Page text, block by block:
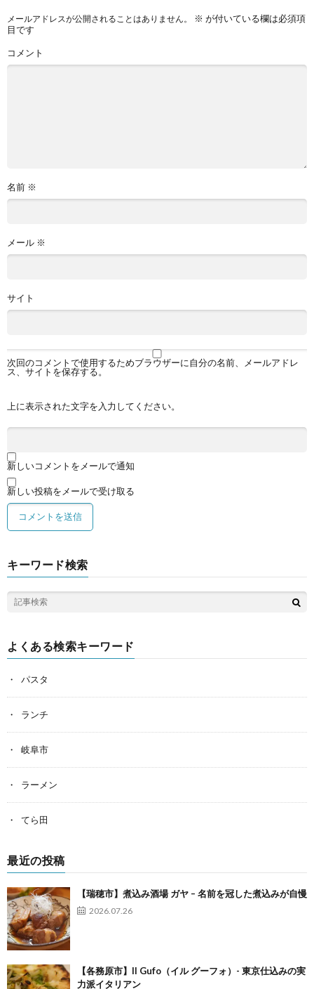
メールアドレスが公開されることはありません。 ※ が付いている欄は必須項
目です
コメント
名前 ※
メール ※
サイト
次回のコメントで使用するためブラウザーに自分の名前、メールアドレ
ス、サイトを保存する。
上に表示された文字を入力してください。
新しいコメントをメールで通知
新しい投稿をメールで受け取る
キーワード検索
よくある検索キーワード
パスタ
ランチ
岐阜市
ラーメン
てら田
最近の投稿
【瑞穂市】煮込み酒場 ガヤ – 名前を冠した煮込みが自慢
2026.07.26
【各務原市】Il Gufo（イル グーフォ）- 東京仕込みの実
力派イタリアン